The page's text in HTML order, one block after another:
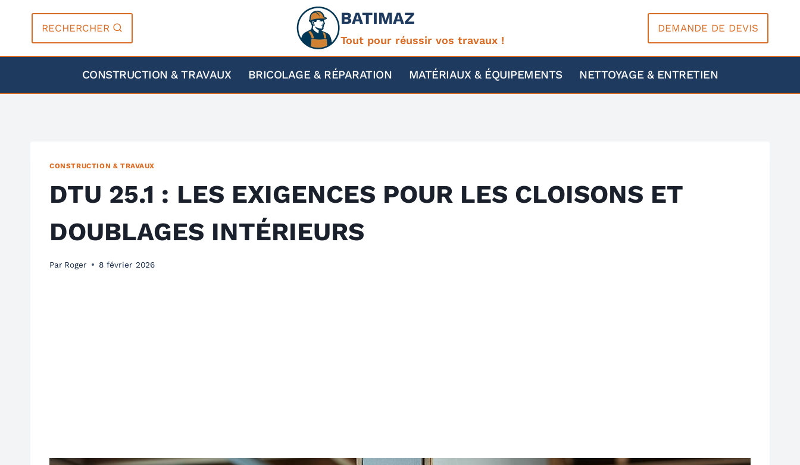
contenu
RECHERCHER BATIMAZ
Tout pour réussir vos travaux !
DEMANDE DE DEVIS
CONSTRUCTION & TRAVAUX BRICOLAGE & RÉPARATION MATÉRIAUX & ÉQUIPEMENTS NETTOYAGE & ENTRETIEN
CONSTRUCTION & TRAVAUX
DTU 25.1 : LES EXIGENCES POUR LES CLOISONS ET
DOUBLAGES INTÉRIEURS
Par Roger 8 février 2026